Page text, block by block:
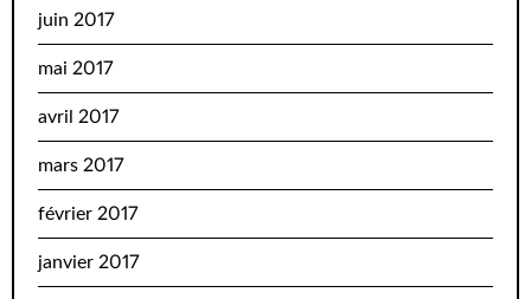
juin 2017
mai 2017
avril 2017
mars 2017
février 2017
janvier 2017